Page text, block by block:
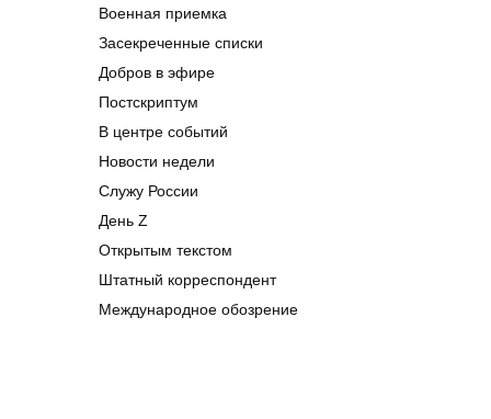
Военная приемка
Засекреченные списки
Добров в эфире
Постскриптум
В центре событий
Новости недели
Служу России
День Z
Открытым текстом
Штатный корреспондент
Международное обозрение